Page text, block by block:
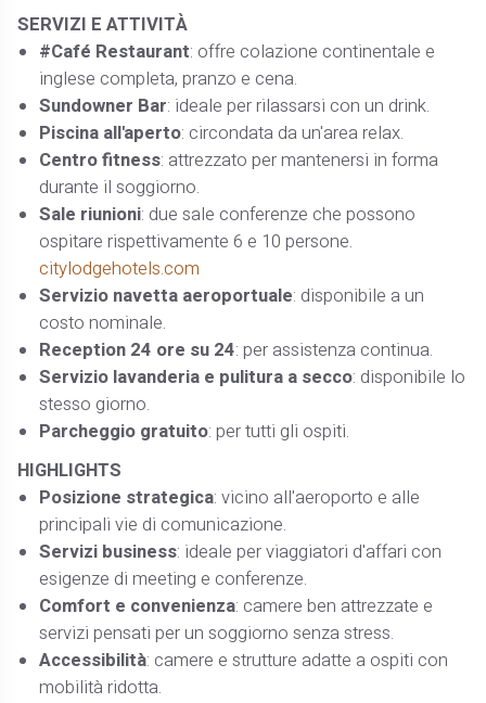
SERVIZI E ATTIVITÀ
#Café Restaurant: offre colazione continentale e
inglese completa, pranzo e cena. ​
Sundowner Bar: ideale per rilassarsi con un drink.​
Piscina all'aperto: circondata da un'area relax.​
Centro fitness: attrezzato per mantenersi in forma
durante il soggiorno.​
Sale riunioni: due sale conferenze che possono
ospitare rispettivamente 6 e 10 persone.​
citylodgehotels.com
Servizio navetta aeroportuale: disponibile a un
costo nominale.​
Reception 24 ore su 24: per assistenza continua.​
Servizio lavanderia e pulitura a secco: disponibile lo
stesso giorno.​
Parcheggio gratuito: per tutti gli ospiti.​
HIGHLIGHTS
Posizione strategica: vicino all'aeroporto e alle
principali vie di comunicazione.​
Servizi business: ideale per viaggiatori d'affari con
esigenze di meeting e conferenze.​
Comfort e convenienza: camere ben attrezzate e
servizi pensati per un soggiorno senza stress.​
Accessibilità: camere e strutture adatte a ospiti con
mobilità ridotta.